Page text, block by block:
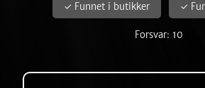
✓ Funnet i butikker ✓
Forsvar: 10